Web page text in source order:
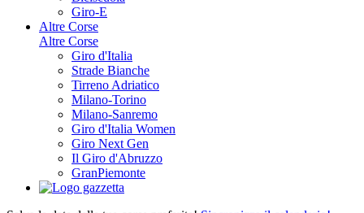
Giro-E
Altre Corse
Altre Corse
Giro d'Italia
Strade Bianche
Tirreno Adriatico
Milano-Torino
Milano-Sanremo
Giro d'Italia Women
Giro Next Gen
Il Giro d'Abruzzo
GranPiemonte